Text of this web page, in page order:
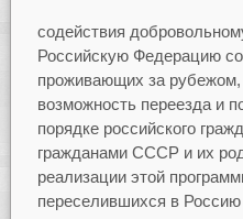
содействия
Российскую Федерацию
проживающих за
возможность переезда и
порядке российского
гражданами СССР и их
реализации этой
переселившихся в Россию